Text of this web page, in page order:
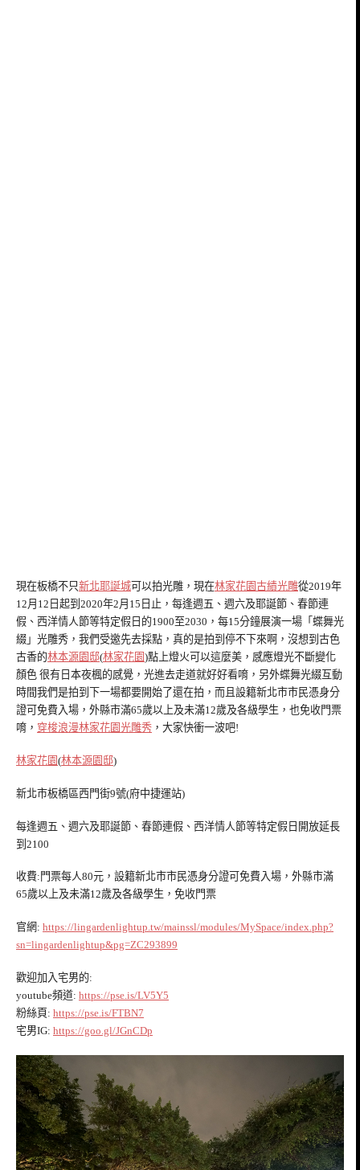
現在板橋不只新北耶誕城可以拍光雕，現在林家花園古績光雕從2019年
12月12日起到2020年2月15日止，每逢週五、週六及耶誕節、春節連
假、西洋情人節等特定假日的1900至2030，每15分鐘展演一場「蝶舞光
綴」光雕秀，我們受邀先去採點，真的是拍到停不下來啊，沒想到古色
古香的林本源園邸(林家花園)點上燈火可以這麼美，感應燈光不斷變化
顏色 很有日本夜楓的感覺，光進去走道就好好看唷，另外蝶舞光綴互動
時間我們是拍到下一場都要開始了還在拍，而且設籍新北市市民憑身分
證可免費入場，外縣市滿65歲以上及未滿12歲及各級學生，也免收門票
唷， 穿梭浪漫林家花園光雕秀 ，大家快衝一波吧!
林家花園(林本源園邸)
新北市板橋區西門街9號(府中捷運站)
每逢週五、週六及耶誕節、春節連假、西洋情人節等特定假日開放延長
到2100
收費:門票每人80元，設籍新北市市民憑身分證可免費入場，外縣市滿
65歲以上及未滿12歲及各級學生，免收門票
官網: https://lingardenlightup.tw/mainssl/modules/MySpace/index.php?
sn=lingardenlightup&pg=ZC293899
歡迎加入宅男的:
youtube頻道: https://pse.is/LV5Y5
粉絲頁: https://pse.is/FTBN7
宅男IG: https://goo.gl/JGnCDp